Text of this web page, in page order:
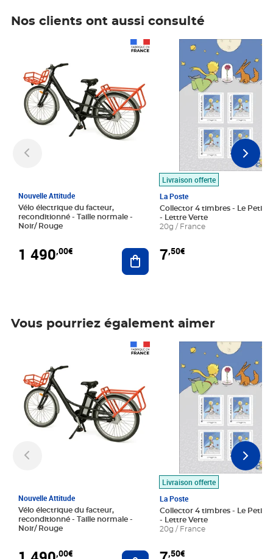
Nos clients ont aussi consulté
Nouvelle Attitude
Vélo électrique du facteur,
reconditionné - Taille normale -
Noir/ Rouge
1 490,00€ Ajouter au panier
Livraison offerte
La Poste
Collector 4 timbres - Le Petit
- Lettre Verte
20g / France
7,50€
Prix 7,50€
Vous pourriez également aimer
Nouvelle Attitude
Vélo électrique du facteur,
reconditionné - Taille normale -
Noir/ Rouge
,00€ Ajouter au panier
Livraison offerte
La Poste
Collector 4 timbres - Le Petit
- Lettre Verte
20g / France
,50€
Prix 7,50€